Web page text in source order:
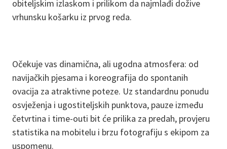
obiteljskim izlaskom i prilikom da najmlađi dožive
vrhunsku košarku iz prvog reda.
Očekuje vas dinamična, ali ugodna atmosfera: od
navijačkih pjesama i koreografija do spontanih
ovacija za atraktivne poteze. Uz standardnu ponudu
osvježenja i ugostiteljskih punktova, pauze između
četvrtina i time-outi bit će prilika za predah, provjeru
statistika na mobitelu i brzu fotografiju s ekipom za
uspomenu.